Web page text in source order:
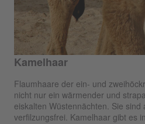
Kamelhaar
Flaumhaare der ein- und
nicht nur ein wärmender und
eiskalten Wüstennächten. Sie
verfilzungsfrei. Kamelhaar gibt es